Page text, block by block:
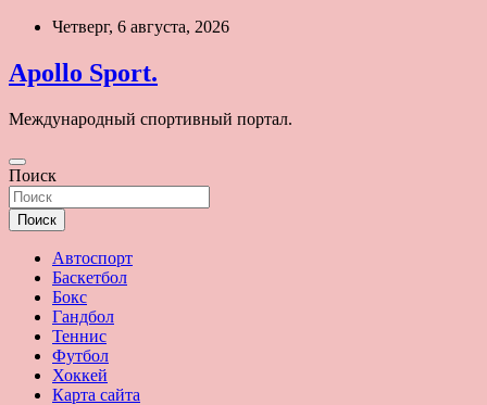
Перейти
содержимому
Четверг, 6 августа, 2026
Apollo Sport.
Международный спортивный портал.
Поиск
Поиск
Автоспорт
Баскетбол
Бокс
Гандбол
Теннис
Футбол
Хоккей
Карта сайта